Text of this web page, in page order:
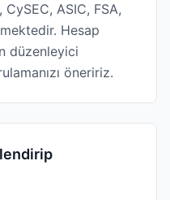
ASIC, FSA,
Hesap
düzenleyici
öneririz.